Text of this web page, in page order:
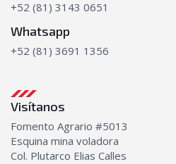
+52 (81) 3143 0651
Whatsapp
+52 (81) 3691 1356
Visítanos
Fomento Agrario #5013
Esquina mina voladora
Col. Plutarco Elias Calles